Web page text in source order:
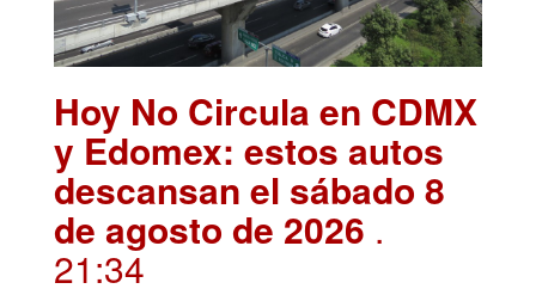
Hoy No Circula en CDMX
y Edomex: estos autos
descansan el sábado 8
de agosto de 2026 .
21:34